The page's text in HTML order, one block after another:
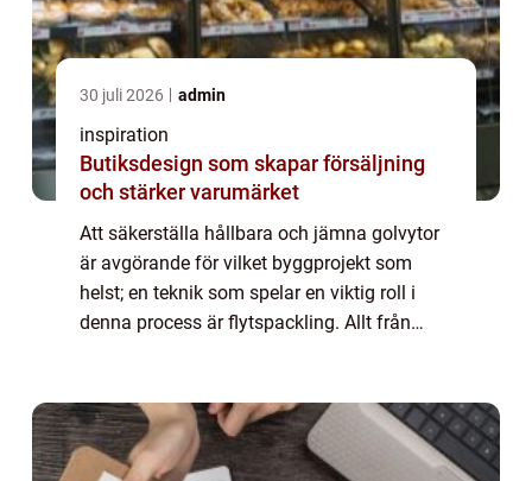
30 juli 2026 admin
inspiration
Butiksdesign som skapar försäljning
och stärker varumärket
Att säkerställa hållbara och jämna golvytor
är avgörande för vilket byggprojekt som
helst; en teknik som spelar en viktig roll i
denna process är flytspackling. Allt från